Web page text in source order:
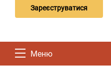
Зареєструватися
Меню